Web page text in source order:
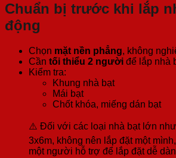
Chuẩn bị trước khi lắp
động
Chọn mặt nền phẳng, không
Cần tối thiểu 2 người để lắp nhà
Kiểm tra:
Khung nhà bạt
Mái bạt
Chốt khóa, miếng dán bạt
⚠️ Đối với các loại nhà bạt lớn
3x6m, không nên lắp đặt một
một người hỗ trợ để lắp đặt dễ